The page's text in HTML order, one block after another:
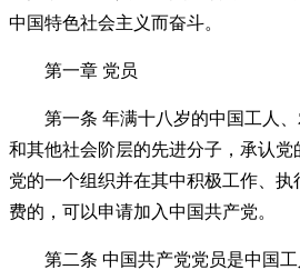
中国特色社会主义而奋斗。
第一章 党员
第一条 年满十八岁的中国工人
和其他社会阶层的先进分子，承认
党的一个组织并在其中积极工作、
费的，可以申请加入中国共产党。
第二条 中国共产党党员是中国